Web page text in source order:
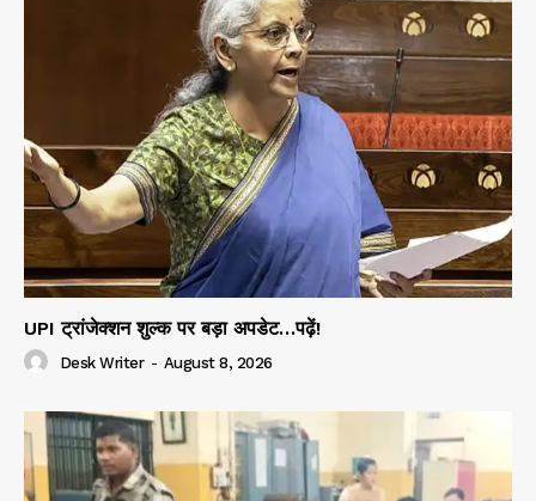
UPI ट्रांजेक्शन शुल्क पर बड़ा अपडेट…पढ़ें!
Desk Writer - August 8, 2026